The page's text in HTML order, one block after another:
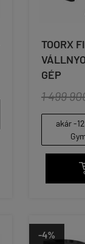
TOORX
GÉP
1 499
akár -
-4%